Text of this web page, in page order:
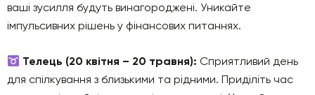
ваші зусилля будуть винагороджені. Уникайте
імпульсивних рішень у фінансових питаннях.
Телець (20 квітня – 20 травня): Сприятливий день
для спілкування з близькими та рідними. Приділіть час